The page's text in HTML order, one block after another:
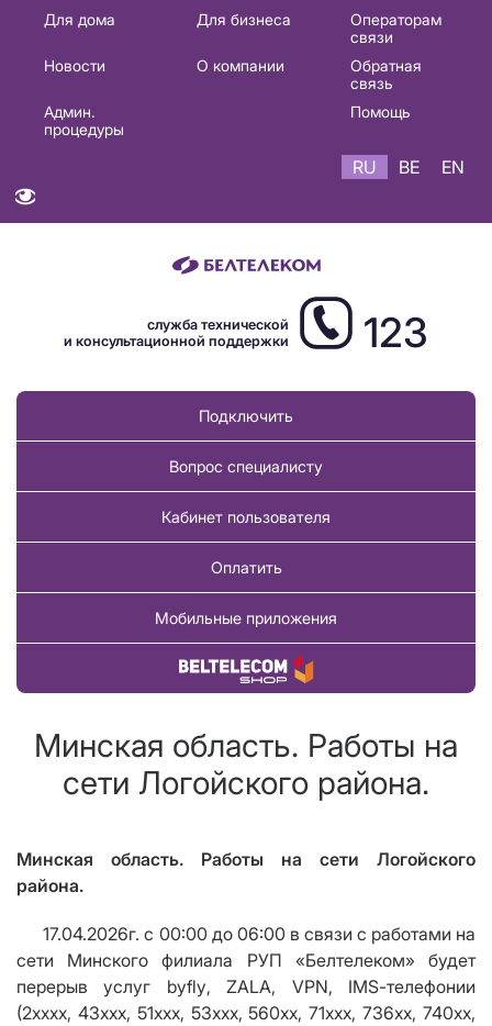
Основная
навигация
Для дома Для бизнеса
Операторам
связи
Новости
О компании
Обратная
связь
Админ.
процедуры
Помощь
RU BE EN
служба технической
и консультационной поддержки
123
Подключить
Вопрос специалисту
Кабинет пользователя
Оплатить
Мобильные приложения
Купить товар
Минская область. Работы на
сети Логойского района.
Минская область. Работы на сети Логойского
района.
17.04.2026г. с 00:00 до 06:00 в связи с работами на
сети Минского филиала РУП «Белтелеком» будет
перерыв услуг byfly,ZALA, VPN, IMS-телефонии
(2хххх, 43ххх, 51ххх, 53ххх, 560хх, 71ххх, 736хх, 740хх,